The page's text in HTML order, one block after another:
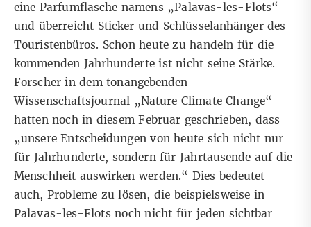
eine Parfumflasche namens „Palavas-les-Flots“
und überreicht Sticker und Schlüsselanhänger des
Touristenbüros. Schon heute zu handeln für die
kommenden Jahrhunderte ist nicht seine Stärke.
Forscher in dem tonangebenden
Wissenschaftsjournal „Nature Climate Change“
hatten noch in diesem Februar geschrieben, dass
„unsere Entscheidungen von heute sich nicht nur
für Jahrhunderte, sondern für Jahrtausende auf die
Menschheit auswirken werden.“ Dies bedeutet
auch, Probleme zu lösen, die beispielsweise in
Palavas-les-Flots noch nicht für jeden sichtbar